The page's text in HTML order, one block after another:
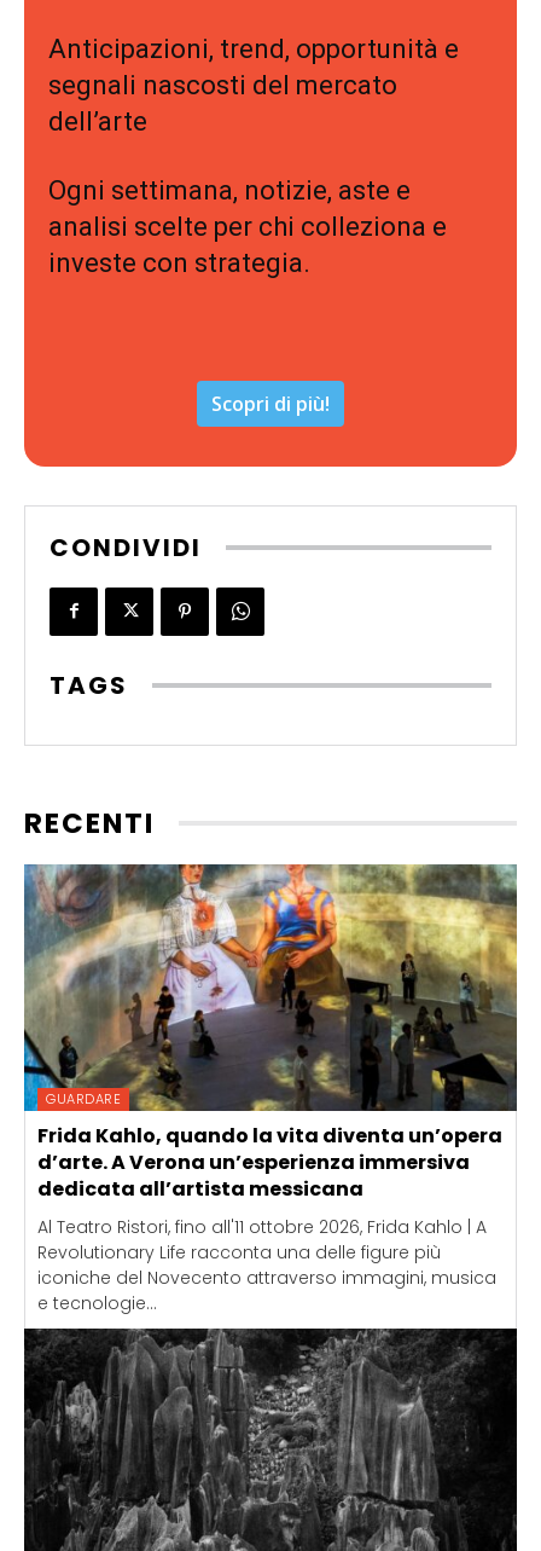
Anticipazioni, trend, opportunità e
segnali nascosti del mercato
dell’arte
Ogni settimana, notizie, aste e
analisi scelte per chi colleziona e
investe con strategia.
Scopri di più!
CONDIVIDI
TAGS
RECENTI
GUARDARE
Frida Kahlo, quando la vita diventa un’opera
d’arte. A Verona un’esperienza immersiva
dedicata all’artista messicana
Al Teatro Ristori, fino all'11 ottobre 2026, Frida Kahlo | A
Revolutionary Life racconta una delle figure più
iconiche del Novecento attraverso immagini, musica
e tecnologie...